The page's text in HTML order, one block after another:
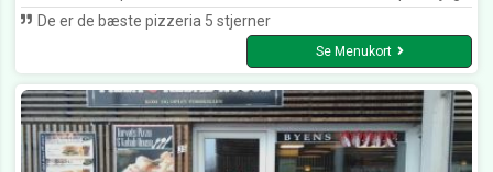
De er de bæste pizzeria 5 stjerner
Se Menukort